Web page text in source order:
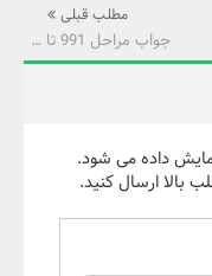
مطلب قبلی
جواب مراحل 991 تا 1005 بازی جدولانه کلاسیک
داده می شود.
بالا ارسال کنید.